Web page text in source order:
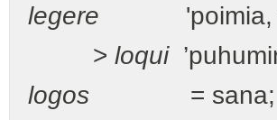
legere 'poimia,
> loqui
logos = sana;